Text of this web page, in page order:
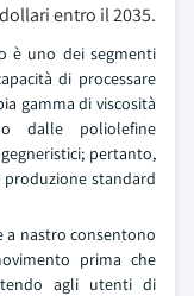
entro il 2035.
è uno dei segmenti
di processare
gamma di viscosità
dalle poliolefine
pertanto,
standard
a nastro consentono
prima che
agli utenti di